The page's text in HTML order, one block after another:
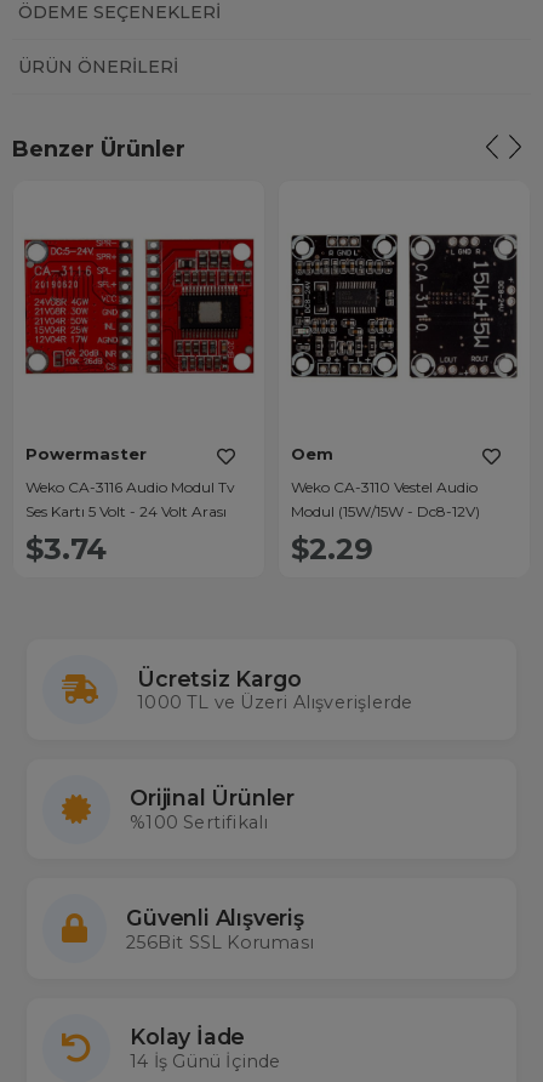
ÖDEME SEÇENEKLERI
ÜRÜN ÖNERILERI
Benzer Ürünler
Powermaster
Weko CA-3116 Audio Modul Tv
Ses Kartı 5 Volt - 24 Volt Arası
$3.74
Oem
Weko CA-3110 Vestel Audio
Modul (15W/15W - Dc8-12V)
$2.29
Ücretsiz Kargo
1000 TL ve Üzeri Alışverişlerde
Orijinal Ürünler
%100 Sertifikalı
Güvenli Alışveriş
256Bit SSL Koruması
Kolay İade
14 İş Günü İçinde